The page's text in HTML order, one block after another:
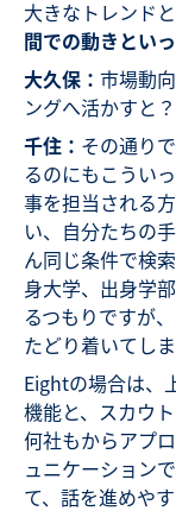
大きなトレンド
間での動きとい
大久保： 市場動
ングへ活かすと？
千住： その通り
るのにもこうい
事を担当される
い、自分たちの
ん同じ条件で検
身大学、出身学
るつもりですが
たどり着いてし
Eightの場合は、
機能と、スカウ
何社もからアプ
ュニケーション
て、話を進めや